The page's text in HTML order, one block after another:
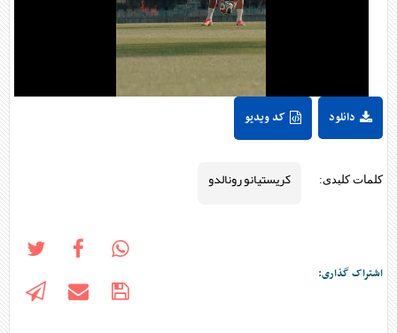
Video
کد ویدیو دانلود
کلمات کلیدی: کریستیانو رونالدو
اشتراک گذاری: